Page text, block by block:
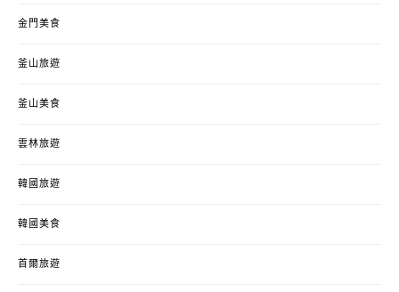
金門美食
釜山旅遊
釜山美食
雲林旅遊
韓國旅遊
韓國美食
首爾旅遊